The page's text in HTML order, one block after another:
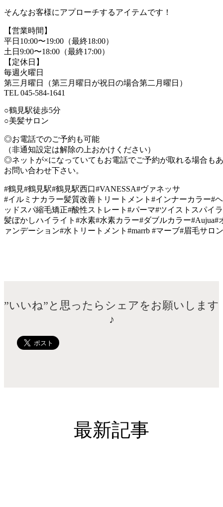
そんなお客様にアプローチするアイテムです！
【営業時間】
平日10:00〜19:00（最終18:00）
土日9:00〜18:00（最終17:00）
【定休日】
毎週火曜日
第三月曜日（第三月曜日が祝日の場合第二月曜日）
TEL 045-584-1641
○鶴見駅徒歩5分
○美髪サロン
◎お電話でのご予約も可能
（非通知設定は解除の上おかけください）
◎ネットが×になっていてもお電話でご予約が取れる場合も
お問い合わせ下さい。
#鶴見#鶴見駅#鶴見駅西口#VANESSA#ヴァネッサ
#イルミナカラー髪質改善トリートメント#インナーカラー#
ッドスパ縮毛矯正#酸性ストレート#パーマ#ツイストスパイ
髪ぼかしハイライト#水素#水素カラー#ダブルカラー#Aujua#
ァンデーション#水トリートメント#marrb #マーブ#眉毛サロ
”いいね”と思ったらシェアをお願いします
♪
最新記事